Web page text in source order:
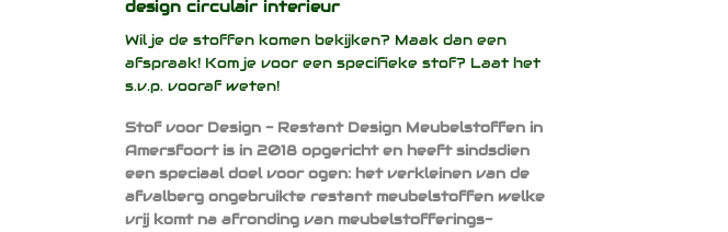
design circulair interieur
Wil je de stoffen komen bekijken? Maak dan een
afspraak! Kom je voor een specifieke stof? Laat het
s.v.p. vooraf weten!
Stof voor Design - Restant Design Meubelstoffen in
Amersfoort is in 2018 opgericht en heeft sindsdien
een speciaal doel voor ogen: het verkleinen van de
afvalberg ongebruikte restant meubelstoffen welke
vrij komt na afronding van meubelstofferings-